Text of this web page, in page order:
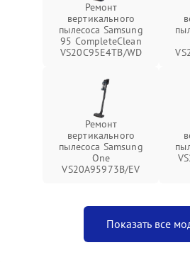
Ремонт
вертикального
пылесоса Samsung
95 CompleteClean
VS20C95E4TB/WD
Ремонт
вертикального
пылесоса Samsung
One
VS20A95973B/EV
Показать все